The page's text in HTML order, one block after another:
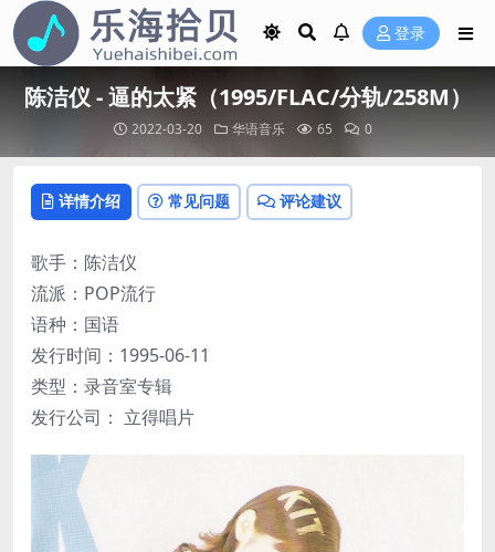
登录
陈洁仪 - 逼的太紧（1995/FLAC/分轨/258M）
2022-03-20 华语音乐 65 0
详情介绍 常见问题 评论建议
歌手：陈洁仪
流派：POP流行
语种：国语
发行时间：1995-06-11
类型：录音室专辑
发行公司： 立得唱片